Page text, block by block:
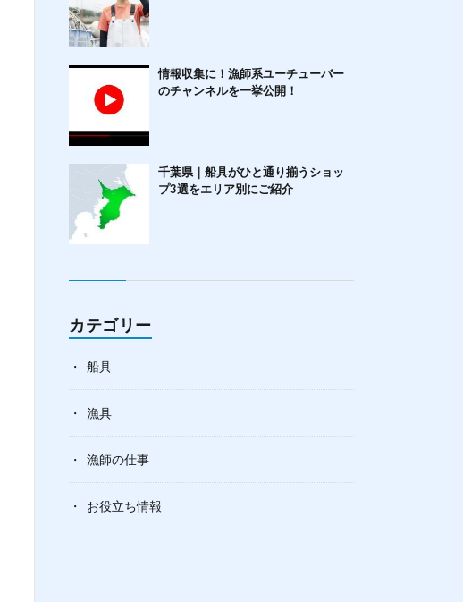
情報収集に！漁師系ユーチューバー
のチャンネルを一挙公開！
千葉県｜船具がひと通り揃うショッ
プ3選をエリア別にご紹介
カテゴリー
船具
漁具
漁師の仕事
お役立ち情報